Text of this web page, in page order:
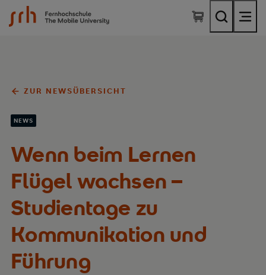
SRH Fernhochschule - The Mobile University
ZUR NEWSÜBERSICHT
NEWS
Wenn beim Lernen
Flügel wachsen –
Studientage zu
Kommunikation und
Führung